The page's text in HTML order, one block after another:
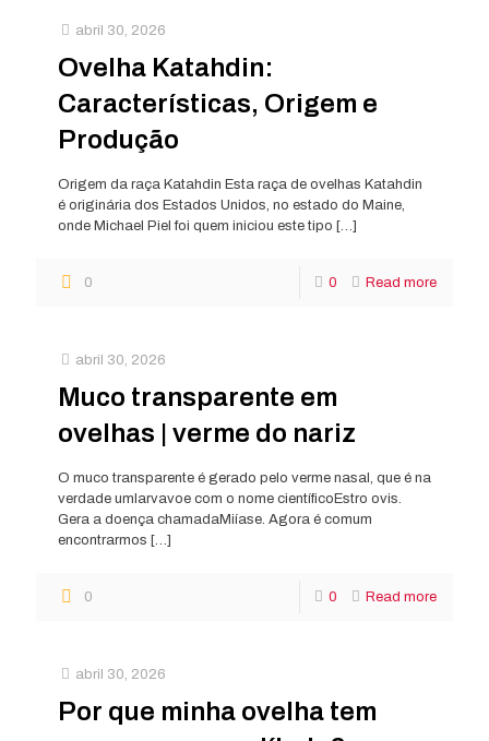
abril 30, 2026
Ovelha Katahdin:
Características, Origem e
Produção
Origem da raça Katahdin Esta raça de ovelhas Katahdin
é originária dos Estados Unidos, no estado do Maine,
onde Michael Piel foi quem iniciou este tipo […]
0 0 Read more
abril 30, 2026
Muco transparente em
ovelhas | verme do nariz
O muco transparente é gerado pelo verme nasal, que é na
verdade umlarvavoe com o nome científicoEstro ovis.
Gera a doença chamadaMiíase. Agora é comum
encontrarmos […]
0 0 Read more
abril 30, 2026
Por que minha ovelha tem